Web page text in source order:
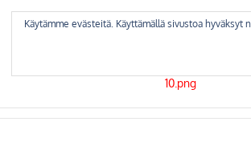
Käytämme evästeitä. Käyttämällä sivustoa hyväksyt